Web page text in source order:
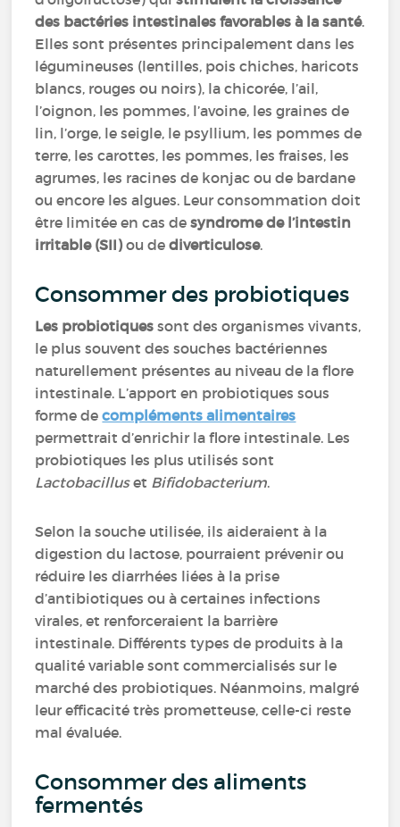
des bactéries intestinales favorables à la santé.
Elles sont présentes principalement dans les
légumineuses (lentilles, pois chiches, haricots
blancs, rouges ou noirs), la chicorée, l’ail,
l’oignon, les pommes, l’avoine, les graines de
lin, l’orge, le seigle, le psyllium, les pommes de
terre, les carottes, les pommes, les fraises, les
agrumes, les racines de konjac ou de bardane
ou encore les algues. Leur consommation doit
être limitée en cas desyndrome de l’intestin
irritable (SII)ou dediverticulose.
Consommer des probiotiques
Les probiotiques sont des organismes vivants,
le plus souvent des souches bactériennes
naturellement présentes au niveau de la flore
intestinale. L’apport en probiotiques sous
forme decompléments alimentaires
permettrait d’enrichir la flore intestinale. Les
probiotiques les plus utilisés sont
Lactobacilluset Bifidobacterium.
Selon la souche utilisée, ils aideraient à la
digestion du lactose, pourraient prévenir ou
réduire les diarrhées liées à la prise
d’antibiotiques ou à certaines infections
virales, et renforceraient la barrière
intestinale. Différents types de produits à la
qualité variable sont commercialisés sur le
marché des probiotiques. Néanmoins, malgré
leur efficacité très prometteuse, celle-ci reste
mal évaluée.
Consommer des aliments
fermentés